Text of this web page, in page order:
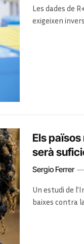
Les dades de
exigeixen
Els
serà
Sergio Ferrer
Un estudi de
baixes contra